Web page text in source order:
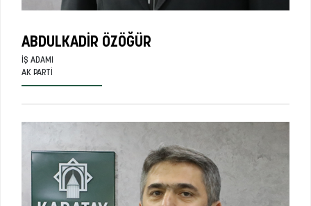
ABDULKADIR ÖZÖĞÜR
İŞ ADAMI
AK PARTI